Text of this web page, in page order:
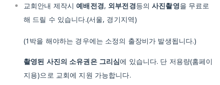
교회안내 제작시예배전경, 외부전경등의사진촬영을 무료로
해 드릴 수 있습니다.(서울, 경기지역)
(1박을 해야하는 경우에는 소정의 출장비가 발생됩니다.)
촬영된 사진의 소유권은 그리심에 있습니다. 단 저용량(홈페이
지용)으로 교회에 지원 가능합니다.